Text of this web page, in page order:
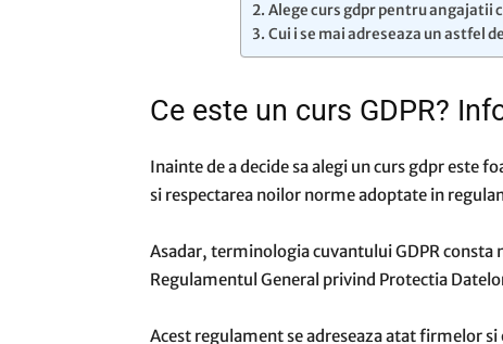
Alege curs gdpr pentru angajatii
Cui i se mai adreseaza un astfel
Ce este un curs GDPR?
Inainte de a decide sa alegi un curs gdpr este
si respectarea noilor norme adoptate in
Asadar, terminologia cuvantului GDPR consta
Regulamentul General privind Protectia
Acest regulament se adreseaza atat firmelor